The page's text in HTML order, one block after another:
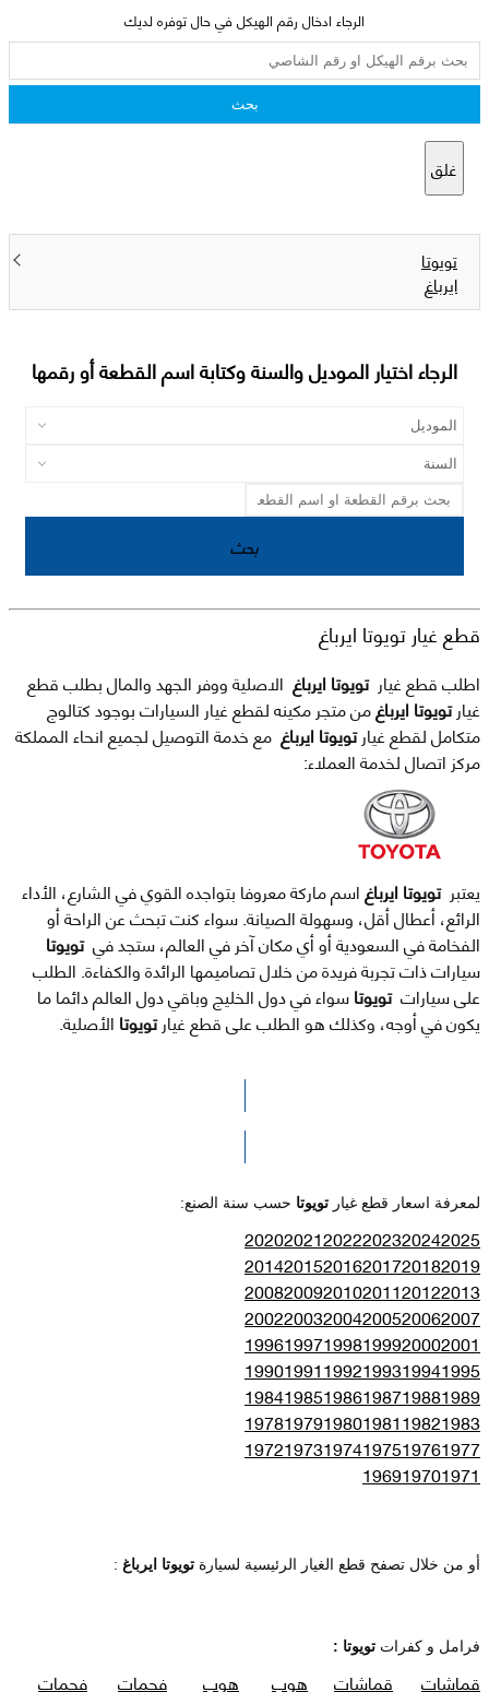
الرجاء ادخال رقم الهيكل في حال توفره لديك
بحث
غلق
تويوتا
ايرباغ
الرجاء اختيار الموديل والسنة وكتابة اسم القطعة أو رقمها
بحث
قطع غيار تويوتا ايرباغ
اطلب قطع غيار تويوتا ايرباغ
الاصلية ووفر الجهد والمال بطلب قطع
غيارتويوتا ايرباغمن متجر مكينه لقطع غيار السيارات بوجود كتالوج
متكامل لقطع غيارتويوتا ايرباغ مع خدمة التوصيل لجميع انحاء المملكة
مركز اتصال لخدمة العملاء:
يعتبرتويوتا ايرباغاسم ماركة معروفا بتواجده القوي في الشارع، الأداء
الرائع، أعطال أقل، وسهولة الصيانة. سواء كنت تبحث عن الراحة أو
الفخامة في السعودية أو أي مكان آخر في العالم، ستجد فيتويوتا
سيارات ذات تجربة فريدة من خلال تصاميمها الرائدة والكفاءة. الطلب
على سياراتتويوتاسواء في دول الخليج وباقي دول العالم دائما ما
يكون في أوجه، وكذلك هو الطلب على قطع غيارتويوتا الأصلية.
الرجاء الضغط هنا للوصول لصفحة البحث
لمعرفة اسعار قطع غيار تويوتا حسب سنة الصنع:
2025
2024
2023
2022
2021
2020
2019
2018
2017
2016
2015
2014
2013
2012
2011
2010
2009
2008
2007
2006
2005
2004
2003
2002
2001
2000
1999
1998
1997
1996
1995
1994
1993
1992
1991
1990
1989
1988
1987
1986
1985
1984
1983
1982
1981
1980
1979
1978
1977
1976
1975
1974
1973
1972
1971
1970
1969
أو من خلال تصفح قطع الغيار الرئيسية لسيارة تويوتا ايرباغ :
فرامل و كفرات تويوتا :
قماشات
قماشات
هوب
هوب
فحمات
فحمات